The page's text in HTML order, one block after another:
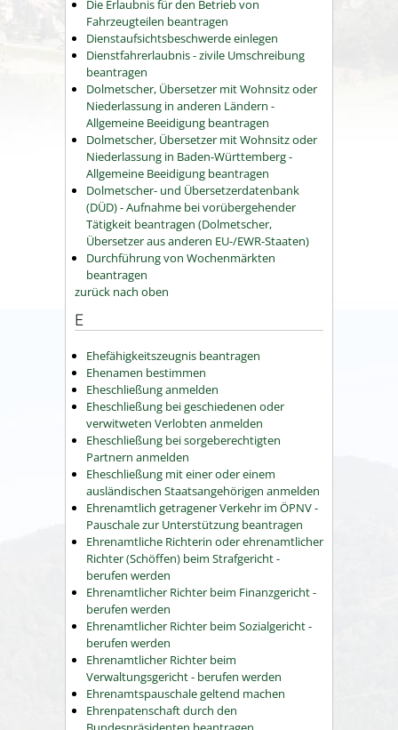
Die Erlaubnis für den Betrieb von
Fahrzeugteilen beantragen
Dienstaufsichtsbeschwerde einlegen
Dienstfahrerlaubnis - zivile Umschreibung
beantragen
Dolmetscher, Übersetzer mit Wohnsitz oder
Niederlassung in anderen Ländern -
Allgemeine Beeidigung beantragen
Dolmetscher, Übersetzer mit Wohnsitz oder
Niederlassung in Baden-Württemberg -
Allgemeine Beeidigung beantragen
Dolmetscher- und Übersetzerdatenbank
(DÜD) - Aufnahme bei vorübergehender
Tätigkeit beantragen (Dolmetscher,
Übersetzer aus anderen EU-/EWR-Staaten)
Durchführung von Wochenmärkten
beantragen
zurück nach oben
E
Ehefähigkeitszeugnis beantragen
Ehenamen bestimmen
Eheschließung anmelden
Eheschließung bei geschiedenen oder
verwitweten Verlobten anmelden
Eheschließung bei sorgeberechtigten
Partnern anmelden
Eheschließung mit einer oder einem
ausländischen Staatsangehörigen anmelden
Ehrenamtlich getragener Verkehr im ÖPNV -
Pauschale zur Unterstützung beantragen
Ehrenamtliche Richterin oder ehrenamtlicher
Richter (Schöffen) beim Strafgericht -
berufen werden
Ehrenamtlicher Richter beim Finanzgericht -
berufen werden
Ehrenamtlicher Richter beim Sozialgericht -
berufen werden
Ehrenamtlicher Richter beim
Verwaltungsgericht - berufen werden
Ehrenamtspauschale geltend machen
Ehrenpatenschaft durch den